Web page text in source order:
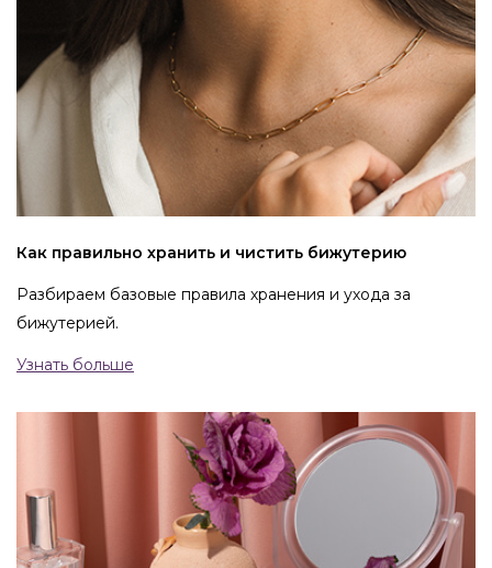
Как правильно хранить и чистить бижутерию
Разбираем базовые правила хранения и ухода за
бижутерией.
Узнать больше